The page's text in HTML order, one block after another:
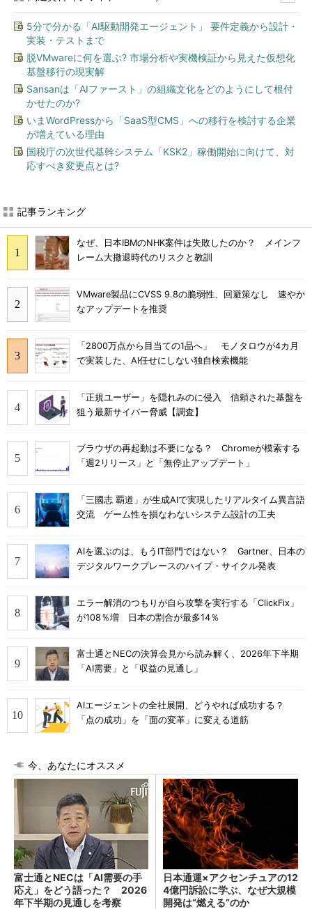
5分で分かる「AI駆動開発エージェント」 要件定義から設計・
実装・テストまで
脱VMwareに何を選ぶ? 市場分析や実機検証から見えた仮想化
基盤移行の現実解
Sansanは「AIファースト」の組織文化をどのようにして根付
かせたのか?
いまWordPressから「SaaS型CMS」への移行を検討する企業
が増えている理由
国税庁の次世代基幹システム「KSK2」稼働開始に向けて、対
応すべき変更点とは?
記事ランキング
なぜ、日本IBMのNHK案件は失敗したのか？ メインフ
レーム大撤退時代のリスクと教訓
VMware製品にCVSS 9.8の脆弱性、回避策なし 速やか
なアップデートを推奨
「2800万点から目当ての1品へ」 モノタロウが4カ月
で実装した、AI任せにしない独自検索機能
「正規ユーザー」を隠れみのに侵入 信頼された基盤を
狙う最新サイバー脅威【調査】
ブラウザの再起動は不要になる？ Chromeが模索する
「週2リリース」と「無停止アップデート」
「三國志 覇道」が生成AIで実現したリアルタイム異言語
交流 ゲーム性を損なわないシステム設計の工夫
AIを選ぶのは、もうIT部門ではない？ Gartner、日本の
デジタルワークプレースのハイプ・サイクル発表
エラー解消のつもりが自ら攻撃を実行する「ClickFix」
が108％増 日本の割合が最多14％
富士通とNECの決算会見から読み解く、2026年下半期
「AI需要」と「収益の見通し」
AIエージェントの全社展開、どうやれば成功する？
「点の成功」を「面の変革」に変える道筋
今、あなたにオススメ
富士通とNECは「AI需要の手
応え」をどう語った？ 2026
年下半期の見通しを考察
日本通運×アクセンチュアの12
4億円訴訟に学ぶ、なぜ大規模
開発は“燃える”のか